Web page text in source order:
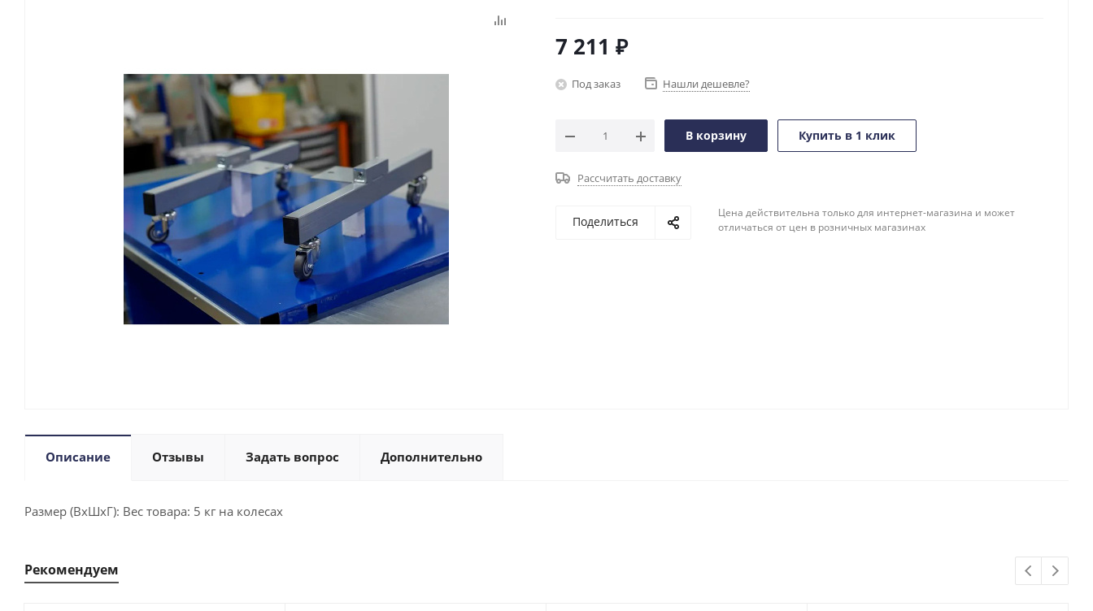
7 211 ₽
Под заказ Нашли дешевле?
В корзину Купить в 1 клик
Рассчитать доставку
Поделиться
Цена действительна только для интернет-магазина и может
отличаться от цен в розничных магазинах
Описание Отзывы Задать вопрос Дополнительно
Размер (ВхШхГ): Вес товара: 5 кг на колесах
Рекомендуем